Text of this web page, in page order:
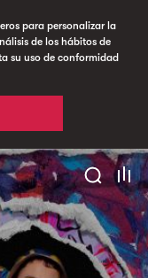
para personalizar la
de los hábitos de
su uso de conformidad